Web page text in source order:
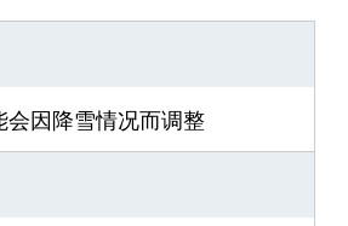
会因降雪情况而调整